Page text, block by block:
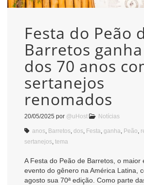
Festa do Peão
Barretos
dos 70 anos
sertanejos
renomados
20/05/2025 por @uHost Notícias
anos Barretos dos Festa ganha Peão
sertanejos tema
A Festa do Peão de Barretos, o maior
evento do gênero na América Latina,
agosto sua 70ª edição. Como parte